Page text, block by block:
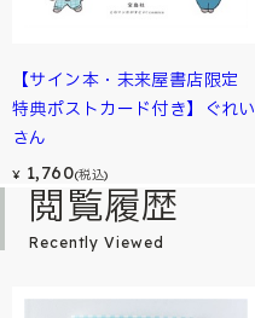
【サイン本・未来屋書店限定
特典ポストカード付き】ぐれい
さん
¥ 1,760(税込)
閲覧履歴
Recently Viewed